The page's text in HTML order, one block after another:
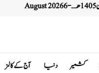
کشمیر دنیا آج کے کالمز